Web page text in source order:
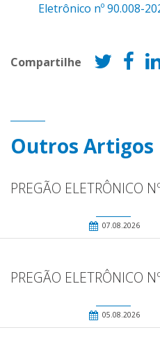
Eletrônico nº 90.008-
Compartilhe
Outros Artigos
PREGÃO ELETRÔNICO
07.08.2026
PREGÃO ELETRÔNICO
05.08.2026